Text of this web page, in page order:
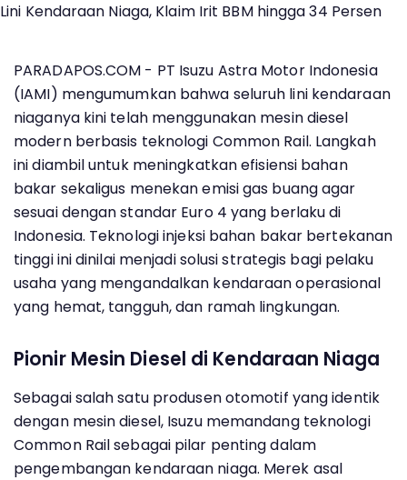
PARADAPOS.COM - PT Isuzu Astra Motor Indonesia
(IAMI) mengumumkan bahwa seluruh lini kendaraan
niaganya kini telah menggunakan mesin diesel
modern berbasis teknologi Common Rail. Langkah
ini diambil untuk meningkatkan efisiensi bahan
bakar sekaligus menekan emisi gas buang agar
sesuai dengan standar Euro 4 yang berlaku di
Indonesia. Teknologi injeksi bahan bakar bertekanan
tinggi ini dinilai menjadi solusi strategis bagi pelaku
usaha yang mengandalkan kendaraan operasional
yang hemat, tangguh, dan ramah lingkungan.
Pionir Mesin Diesel di Kendaraan Niaga
Sebagai salah satu produsen otomotif yang identik
dengan mesin diesel, Isuzu memandang teknologi
Common Rail sebagai pilar penting dalam
pengembangan kendaraan niaga. Merek asal